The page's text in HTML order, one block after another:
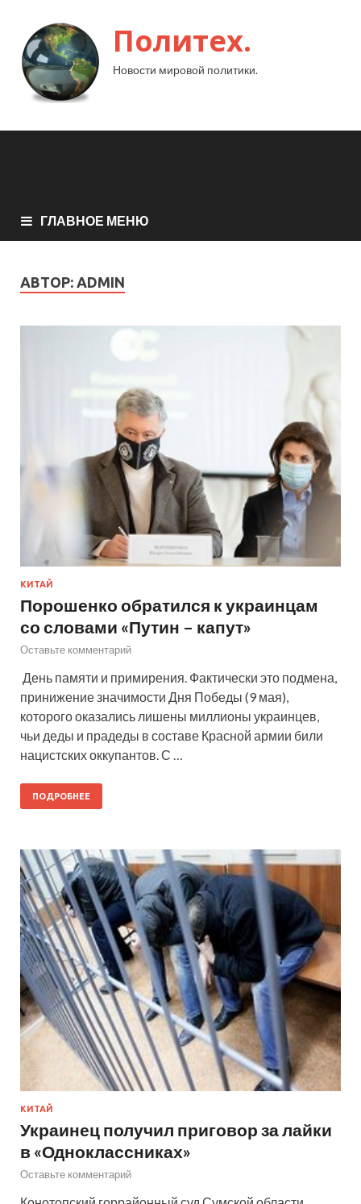
Политех.
Новости мировой политики.
ГЛАВНОЕ МЕНЮ
АВТОР: ADMIN
КИТАЙ
Порошенко обратился к украинцам
со словами «Путин – капут»
Оставьте комментарий
День памяти и примирения. Фактически это подмена,
принижение значимости Дня Победы (9 мая),
которого оказались лишены миллионы украинцев,
чьи деды и прадеды в составе Красной армии били
нацистских оккупантов. С …
ПОДРОБНЕЕ
КИТАЙ
Украинец получил приговор за лайки
в «Одноклассниках»
Оставьте комментарий